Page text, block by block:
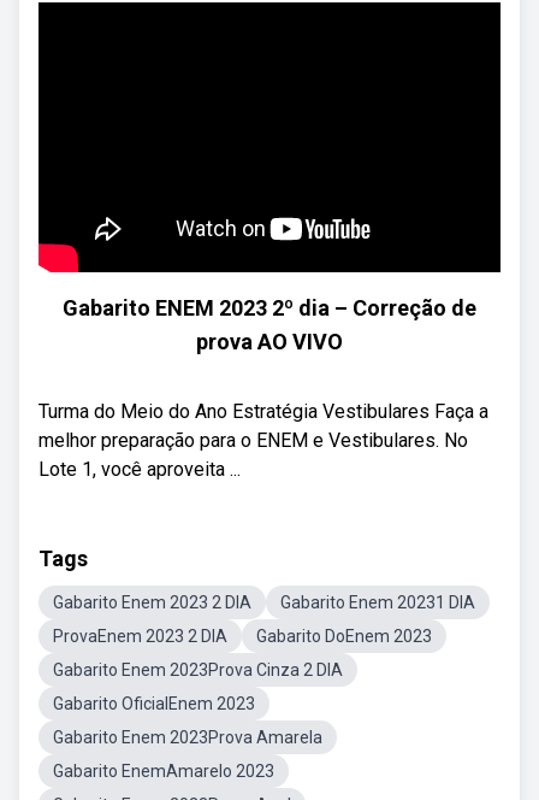
Gabarito ENEM 2023 2º dia – Correção de
prova AO VIVO
Turma do Meio do Ano Estratégia Vestibulares Faça a
melhor preparação para o ENEM e Vestibulares. No
Lote 1, você aproveita ...
Tags
Gabarito Enem 2023 2 DIA
Gabarito Enem 20231 DIA
ProvaEnem 2023 2 DIA
Gabarito DoEnem 2023
Gabarito Enem 2023Prova Cinza 2 DIA
Gabarito OficialEnem 2023
Gabarito Enem 2023Prova Amarela
Gabarito EnemAmarelo 2023